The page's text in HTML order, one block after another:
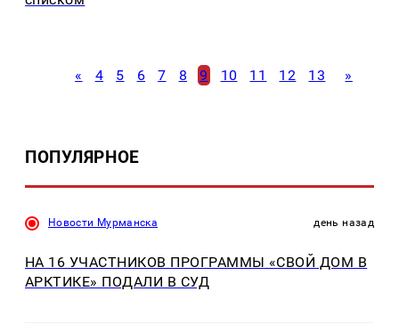
« 4 5 6 7 8 9 10 11 12 13 »
ПОПУЛЯРНОЕ
Новости Мурманска день назад
НА 16 УЧАСТНИКОВ ПРОГРАММЫ «СВОЙ ДОМ В
АРКТИКЕ» ПОДАЛИ В СУД